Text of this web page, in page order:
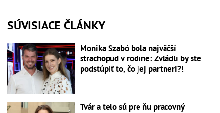
SÚVISIACE ČLÁNKY
Monika Szabó bola najväčší
strachopud v rodine: Zvládli by ste
podstúpiť to, čo jej partneri?!
Tvár a telo sú pre ňu pracovný